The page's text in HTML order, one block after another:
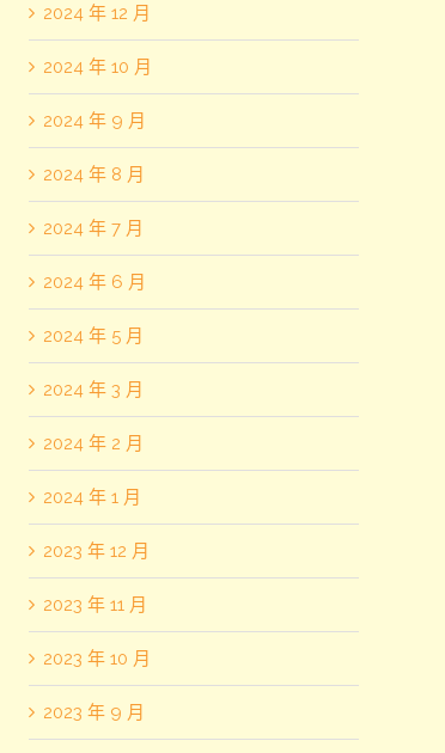
2024 年 12 月
2024 年 10 月
2024 年 9 月
2024 年 8 月
2024 年 7 月
2024 年 6 月
2024 年 5 月
2024 年 3 月
2024 年 2 月
2024 年 1 月
2023 年 12 月
2023 年 11 月
2023 年 10 月
2023 年 9 月